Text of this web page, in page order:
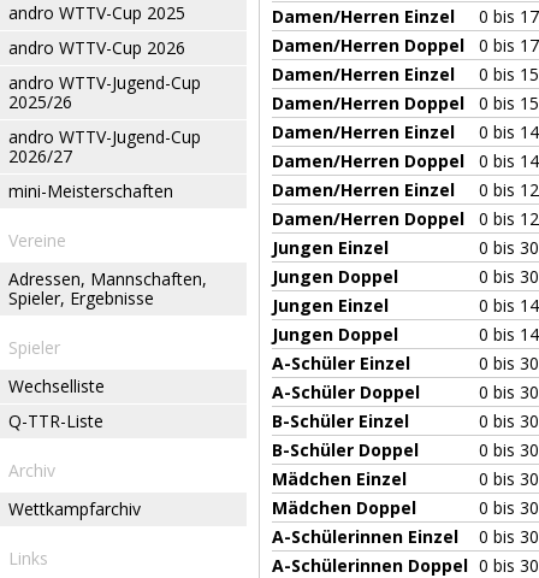
andro WTTV-Cup 2025
andro WTTV-Cup 2026
andro WTTV-Jugend-Cup
2025/26
andro WTTV-Jugend-Cup
2026/27
mini-Meisterschaften
Vereine
Adressen, Mannschaften,
Spieler, Ergebnisse
Spieler
Wechselliste
Q-TTR-Liste
Archiv
Wettkampfarchiv
Links
Damen/Herren Einzel
0 bis
Damen/Herren Doppel
0 bis
Damen/Herren Einzel
0 bis
Damen/Herren Doppel
0 bis
Damen/Herren Einzel
0 bis
Damen/Herren Doppel
0 bis
Damen/Herren Einzel
0 bis
Damen/Herren Doppel
0 bis
Jungen Einzel
0 bis
Jungen Doppel
0 bis
Jungen Einzel
0 bis
Jungen Doppel
0 bis
A-Schüler Einzel
0 bis
A-Schüler Doppel
0 bis
B-Schüler Einzel
0 bis
B-Schüler Doppel
0 bis
Mädchen Einzel
0 bis
Mädchen Doppel
0 bis
A-Schülerinnen Einzel
0 bis
A-Schülerinnen Doppel 0 bis